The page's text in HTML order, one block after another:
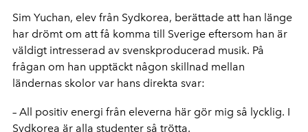
Sim Yuchan, elev från Sydkorea, berättade att han länge
har drömt om att få komma till Sverige eftersom han är
väldigt intresserad av svenskproducerad musik. På
frågan om han upptäckt någon skillnad mellan
ländernas skolor var hans direkta svar:
– All positiv energi från eleverna här gör mig så lycklig. I
Sydkorea är alla studenter så trötta.